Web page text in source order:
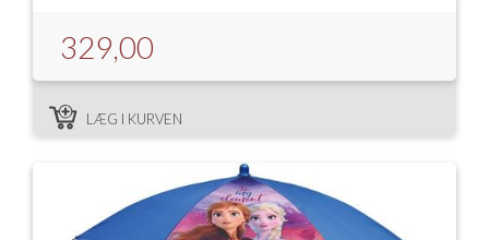
329,00
LÆG I KURVEN